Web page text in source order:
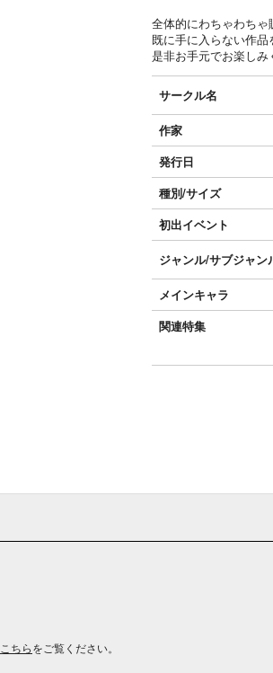
全体的にわちゃわちゃ
既に手に入らない作
是非お手元でお楽しみ
サークル名
作家
発行日
種別/サイズ
初出イベント
ジャンル/サブジャン
メインキャラ
関連特集
こちらをご覧ください。